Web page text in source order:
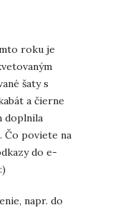
roku je
šaty s
a čierne
doplnila
Čo poviete na
do e-
napr. do